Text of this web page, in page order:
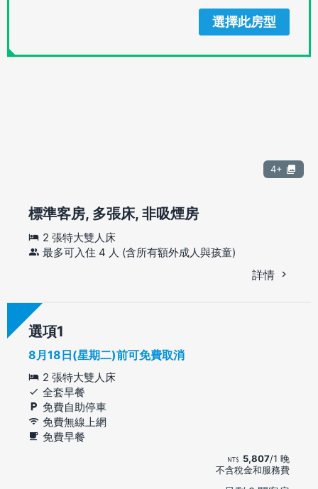
選擇此房型
4+
標準客房, 多張床, 非吸煙房
2 張特大雙人床
最多可入住 4 人 (含所有額外成人與孩童)
詳情
選項
8月18日(星期二)前可免費取消
2 張特大雙人床
全套早餐
免費自助停車
免費無線上網
免費早餐
5,807/1 晚
不含稅金和服務費